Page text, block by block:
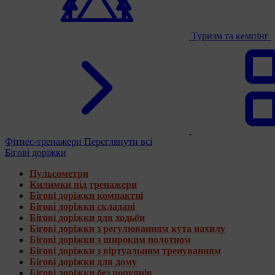
Туризм та кемпінг
Фітнес-тренажери Переглянути всі
Бігові доріжки
Пульсометри
Килимки під тренажери
Бігові доріжки компактні
Бігові доріжки складані
Бігові доріжки для ходьби
Бігові доріжки з регулюванням кута нахилу
Бігові доріжки з широким полотном
Бігові доріжки з віртуальним тренуванням
Бігові доріжки для дому
Бігові доріжки без поручнів